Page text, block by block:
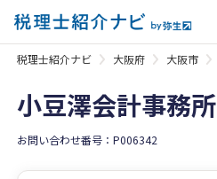
税理士紹介ナビ 大阪府 大阪市
小豆澤会計事務所
お問い合わせ番号：P006342